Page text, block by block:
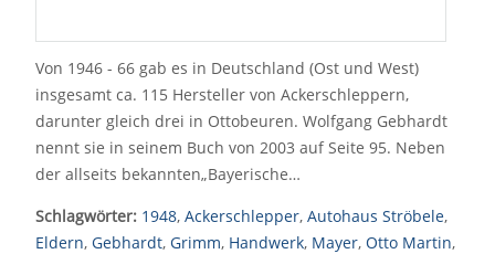
Von 1946 - 66 gab es in Deutschland (Ost und West)
insgesamt ca. 115 Hersteller von Ackerschleppern,
darunter gleich drei in Ottobeuren. Wolfgang Gebhardt
nennt sie in seinem Buch von 2003 auf Seite 95. Neben
der allseits bekannten„Bayerische…
Schlagwörter: 1948, Ackerschlepper, Autohaus Ströbele,
Eldern, Gebhardt, Grimm, Handwerk, Mayer, Otto Martin,